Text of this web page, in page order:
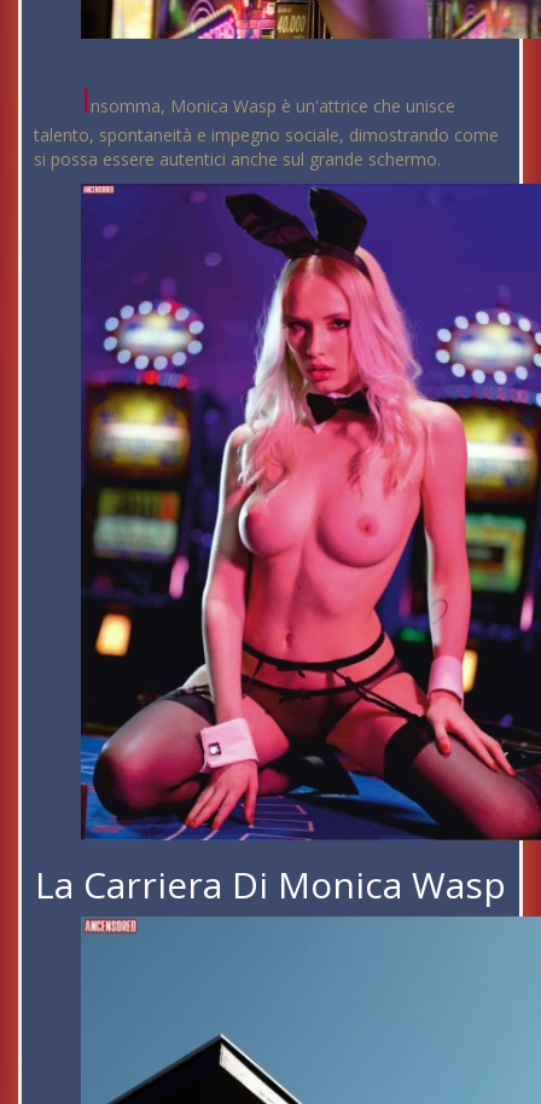
Insomma, Monica Wasp è un'attrice che unisce
talento, spontaneità e impegno sociale, dimostrando come
si possa essere autentici anche sul grande schermo.
La Carriera Di Monica Wasp